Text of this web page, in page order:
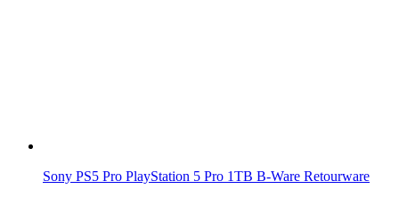
Sony PS5 Pro PlayStation 5 Pro 1TB B-Ware Retourware